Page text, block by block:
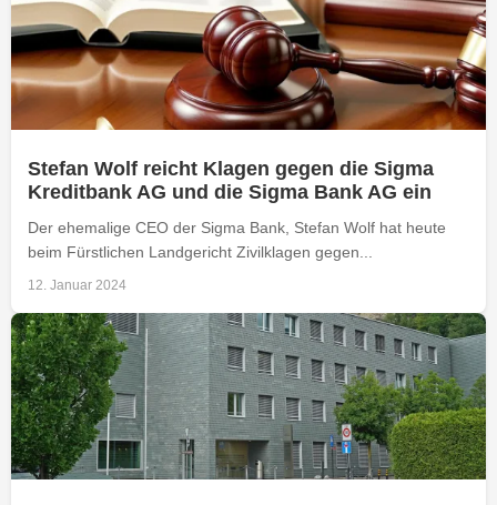
Stefan Wolf reicht Klagen gegen die Sigma
Kreditbank AG und die Sigma Bank AG ein
Der ehemalige CEO der Sigma Bank, Stefan Wolf hat heute
beim Fürstlichen Landgericht Zivilklagen gegen...
12. Januar 2024